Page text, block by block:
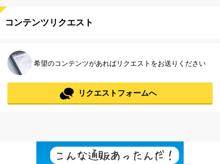
コンテンツリクエスト
希望のコンテンツがあればリクエストをお送りください
リクエストフォームへ